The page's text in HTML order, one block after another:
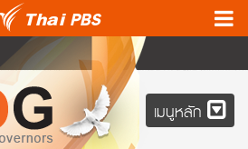
เมนูหลัก